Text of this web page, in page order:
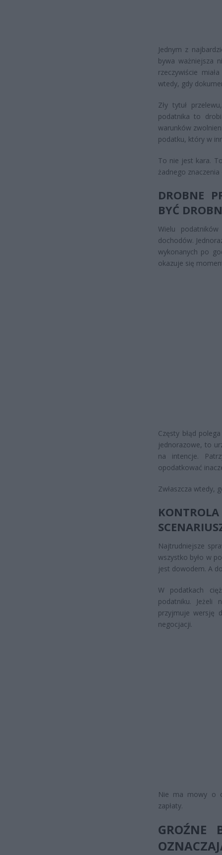
Jednym z
bywa ważniejsza
rzeczywiście
wtedy, gdy
Zły tytuł
podatnika to
warunków
podatku, który w
To nie jest kara.
żadnego
DROBNE
BYĆ
Wielu
dochodów.
wykonanych po
okazuje się
Częsty błąd
jednorazowe, to
na intencje.
opodatkować
Zwłaszcza wtedy,
Najtrudniejsze
wszystko było w
jest dowodem. A
W podatkach
podatniku. Jeżeli
przyjmuje wersję
negocjacji.
Nie ma mowy o
zapłaty.
GROŹNE